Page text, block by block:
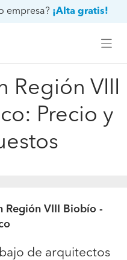
empresa? ¡Alta gratis!
Región VIII
Precio y
Región VIII Biobío -
de arquitectos